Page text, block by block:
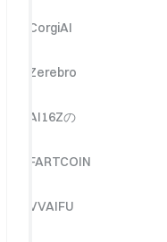
CorgiAI
Zerebro
AI16Zの
FARTCOIN
VVAIFU